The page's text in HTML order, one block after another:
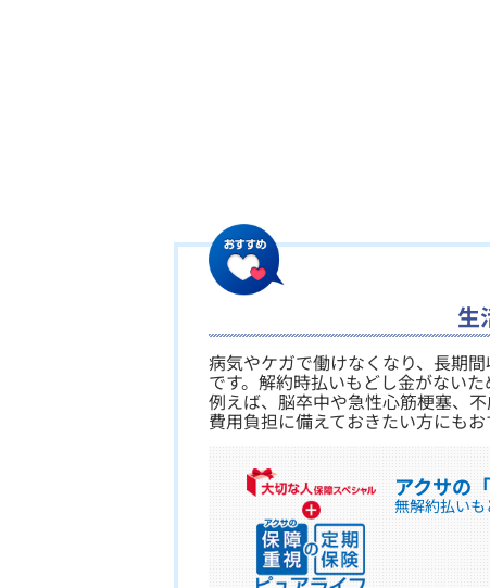
生
病気やケガで働けなくなり、長期
です。解約時払いもどし金がない
例えば、脳卒中や急性心筋梗塞、
費用負担に備えておきたい方にもお
アクサの
無解約払い